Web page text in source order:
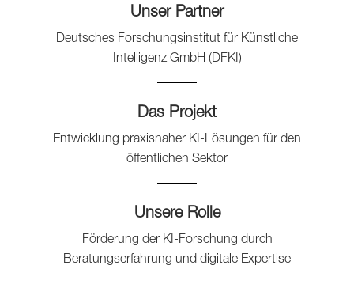
Unser Partner
Deutsches Forschungsinstitut für Künstliche
Intelligenz GmbH (DFKI)
Das Projekt
Entwicklung praxisnaher KI-Lösungen für den
öffentlichen Sektor
Unsere Rolle
Förderung der KI-Forschung durch
Beratungserfahrung und digitale Expertise